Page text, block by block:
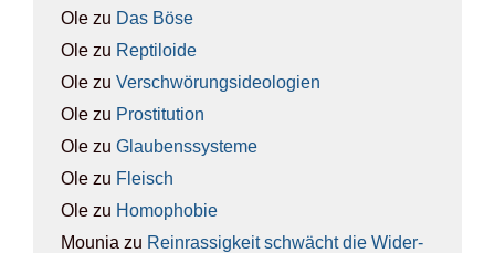
Ole zu Das Böse
Ole zu Rep­ti­lo­ide
Ole zu Ver­schwö­rungs­ideo­lo­gien
Ole zu Pro­sti­tu­ti­on
Ole zu Glau­bens­sys­te­me
Ole zu Fleisch
Ole zu Homo­pho­bie
Mounia zu Rein­ras­sig­keit schwächt die Wider­